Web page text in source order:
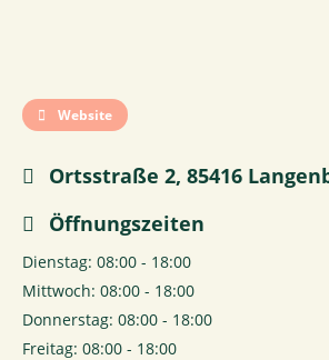
Website
Ortsstraße 2, 85416
Öffnungszeiten
Dienstag: 08:00 - 18:00
Mittwoch: 08:00 - 18:00
Donnerstag: 08:00 - 18:00
Freitag: 08:00 - 18:00